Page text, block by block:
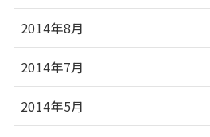
2014年8月
2014年7月
2014年5月